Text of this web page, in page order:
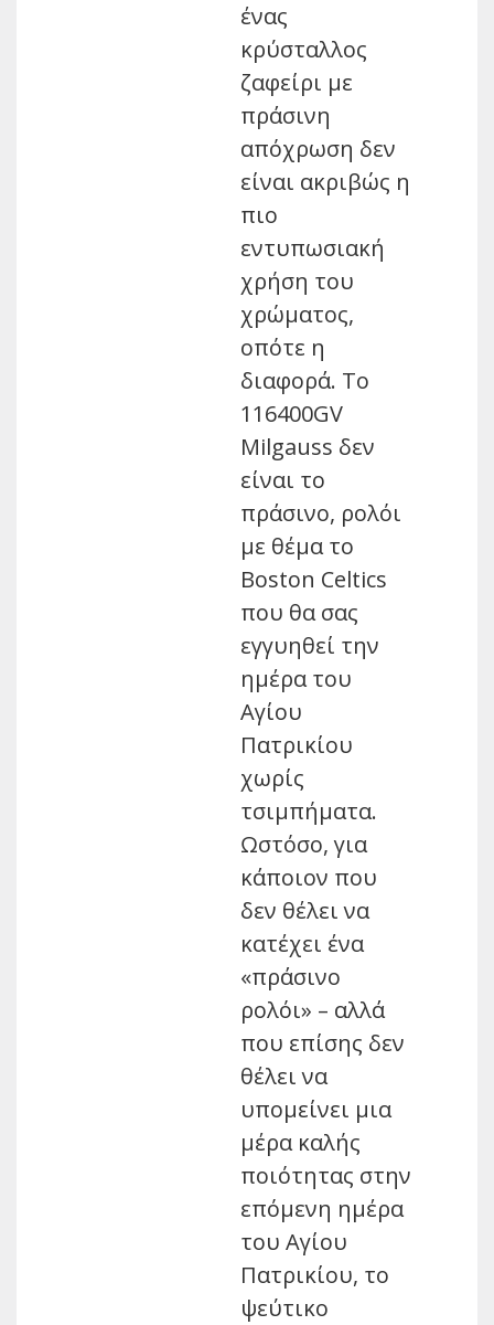
ένας
κρύσταλλος
ζαφείρι με
πράσινη
απόχρωση δεν
είναι ακριβώς η
πιο
εντυπωσιακή
χρήση του
χρώματος,
οπότε η
διαφορά. Το
116400GV
Milgauss δεν
είναι το
πράσινο, ρολόι
με θέμα το
Boston Celtics
που θα σας
εγγυηθεί την
ημέρα του
Αγίου
Πατρικίου
χωρίς
τσιμπήματα.
Ωστόσο, για
κάποιον που
δεν θέλει να
κατέχει ένα
«πράσινο
ρολόι» – αλλά
που επίσης δεν
θέλει να
υπομείνει μια
μέρα καλής
ποιότητας στην
επόμενη ημέρα
του Αγίου
Πατρικίου, το
ψεύτικο